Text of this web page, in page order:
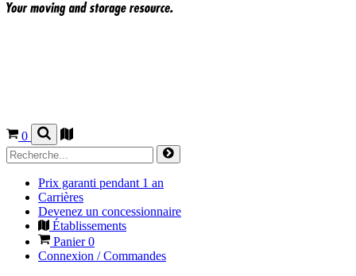
0
Prix garanti pendant 1 an
Carrières
Devenez un concessionnaire
Établissements
Panier0
Connexion / Commandes